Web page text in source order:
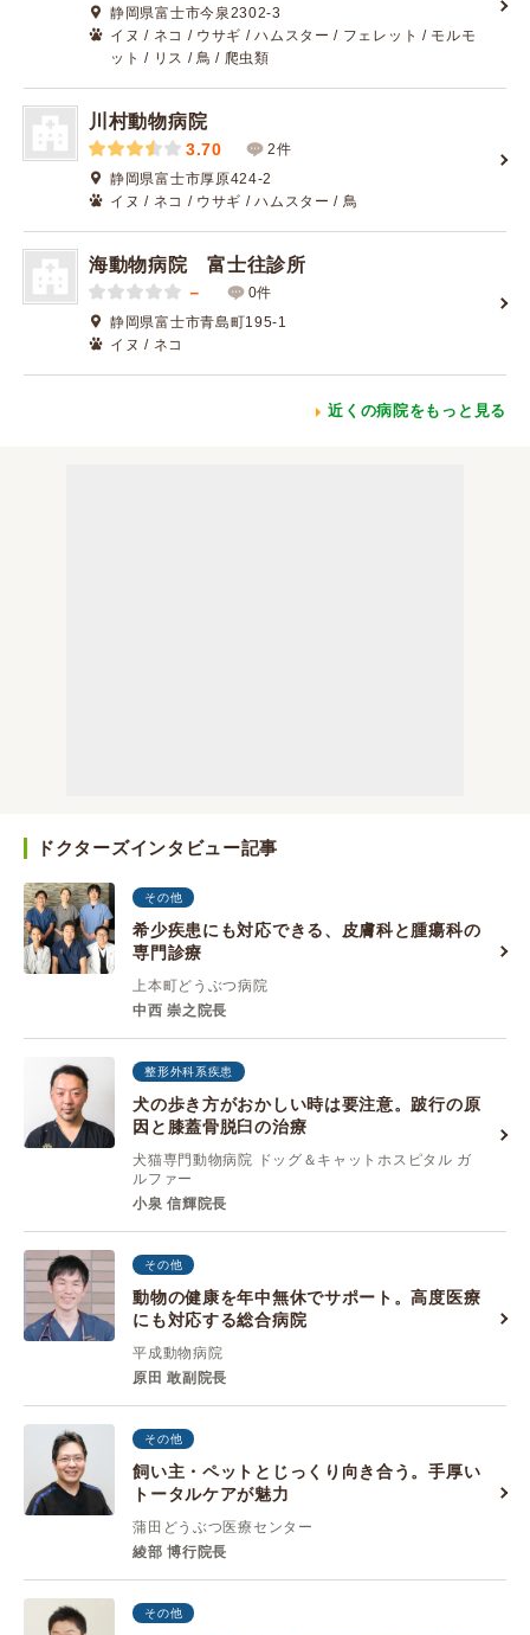
静岡県富士市今泉2302-3
イヌ / ネコ / ウサギ / ハムスター / フェレット / モルモ
ット / リス / 鳥 / 爬虫類
川村動物病院
3.70
2件
静岡県富士市厚原424-2
イヌ / ネコ / ウサギ / ハムスター / 鳥
海動物病院 富士往診所
－
0件
静岡県富士市青島町195-1
イヌ / ネコ
近くの病院をもっと見る
ドクターズインタビュー記事
その他
希少疾患にも対応できる、皮膚科と腫瘍科の
専門診療
上本町どうぶつ病院
中西 崇之院長
整形外科系疾患
犬の歩き方がおかしい時は要注意。跛行の原
因と膝蓋骨脱臼の治療
犬猫専門動物病院 ドッグ＆キャットホスピタル ガ
ルファー
小泉 信輝院長
その他
動物の健康を年中無休でサポート。高度医療
にも対応する総合病院
平成動物病院
原田 敢副院長
その他
飼い主・ペットとじっくり向き合う。手厚い
トータルケアが魅力
蒲田どうぶつ医療センター
綾部 博行院長
その他